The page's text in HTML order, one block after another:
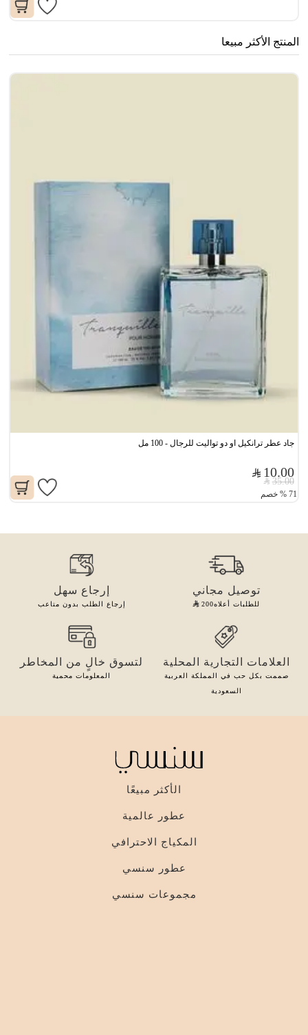
المنتج الأكثر مبيعا
جاد عطر ترانكيل او دو تواليت للرجال - 100 مل
10.00
35.00
71
% خصم
توصيل مجاني
للطلبات أعلاه200
إرجاع سهل
إرجاع الطلب بدون متاعب
العلامات التجارية المحلية
صممت بكل حب في المملكة العربية
السعودية
لتسوق خالٍ من المخاطر
المعلومات محمية
الأكثر مبيعًا
عطور عالمية
المكياج الاحترافي
عطور سنسي
مجموعات سنسي